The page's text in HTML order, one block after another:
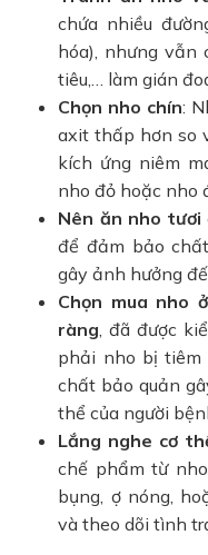
chứa nhiều
hóa), nhưng vẫn
tiêu,… làm gián
Chọn nho chín:
axit thấp hơn so
kích ứng niêm
nho đỏ hoặc nho
Nên ăn nho tươi
để đảm bảo
gây ảnh hưởng
Chọn mua nho
ràng , đã được
phải nho bị tiêm
chất bảo quản
thể của người
Lắng nghe cơ
chế phẩm từ
bụng, ợ nóng,
và theo dõi tình